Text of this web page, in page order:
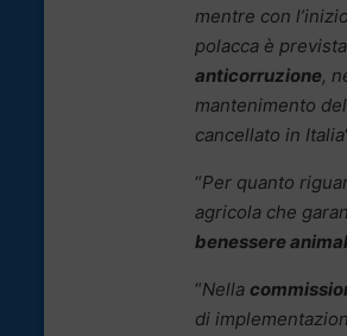
mentre con
polacca è
anticorruzione,
mantenimento del
cancellato in Italia
“Per quanto
agricola che
benessere
“Nella
di